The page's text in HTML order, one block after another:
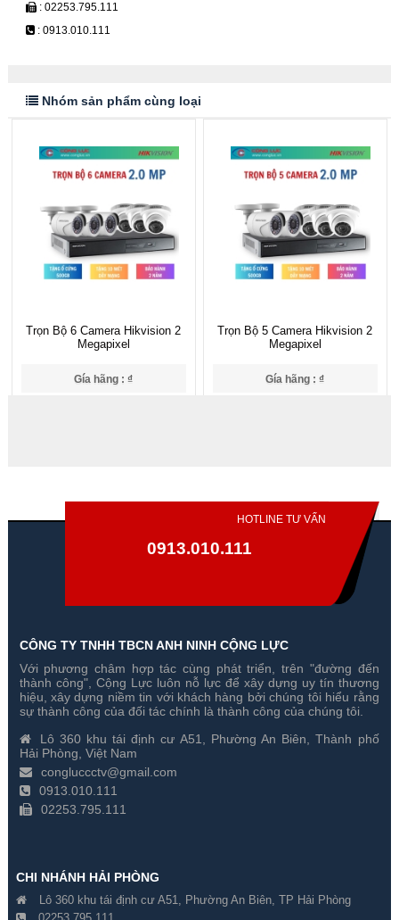
: 02253.795.111
: 0913.010.111
Nhóm sản phẩm cùng loại
Trọn Bộ 6 Camera Hikvision 2
Megapixel
Gía hãng : ₫
Trọn Bộ 5 Camera Hikvision 2
Megapixel
Gía hãng : ₫
Trọn Bộ 4 Camera Hikvision 2
Megapixel
Gía hãng : ₫
7,450,000₫
Trọn Bộ 3 Camera Hikvision 2
Megapixel
Gía hãng : ₫
6,450,000₫
HOTLINE TƯ VẤN
0913.010.111
CÔNG TY TNHH TBCN ANH NINH CỘNG LỰC
Với phương châm hợp tác cùng phát triển, trên "đường đến
thành công", Cộng Lực luôn nỗ lực để xây dựng uy tín thương
hiệu, xây dựng niềm tin với khách hàng bởi chúng tôi hiểu rằng
sự thành công của đối tác chính là thành công của chúng tôi.
Lô 360 khu tái định cư A51, Phường An Biên, Thành phố
Hải Phòng, Việt Nam
congluccctv@gmail.com
0913.010.111
02253.795.111
CHI NHÁNH HẢI PHÒNG
Lô 360 khu tái định cư A51, Phường An Biên, TP Hải Phòng